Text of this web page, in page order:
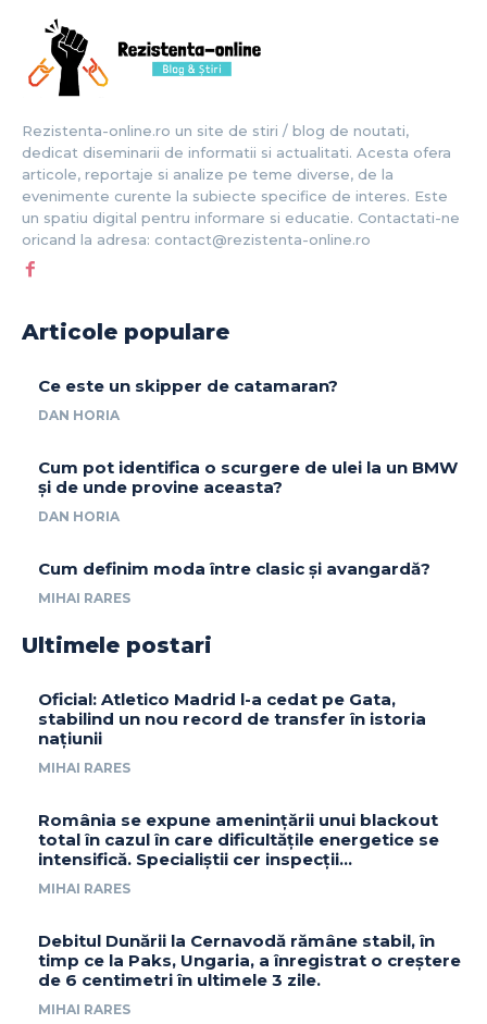
Rezistenta-online.ro un site de stiri / blog de noutati,
dedicat diseminarii de informatii si actualitati. Acesta ofera
articole, reportaje si analize pe teme diverse, de la
evenimente curente la subiecte specifice de interes. Este
un spatiu digital pentru informare si educatie. Contactati-ne
oricand la adresa: contact@rezistenta-online.ro
Articole populare
Ce este un skipper de catamaran?
DAN HORIA
Cum pot identifica o scurgere de ulei la un BMW
și de unde provine aceasta?
DAN HORIA
Cum definim moda între clasic și avangardă?
MIHAI RARES
Ultimele postari
Oficial: Atletico Madrid l-a cedat pe Gata,
stabilind un nou record de transfer în istoria
națiunii
MIHAI RARES
România se expune amenințării unui blackout
total în cazul în care dificultățile energetice se
intensifică. Specialiștii cer inspecții…
MIHAI RARES
Debitul Dunării la Cernavodă rămâne stabil, în
timp ce la Paks, Ungaria, a înregistrat o creștere
de 6 centimetri în ultimele 3 zile.
MIHAI RARES